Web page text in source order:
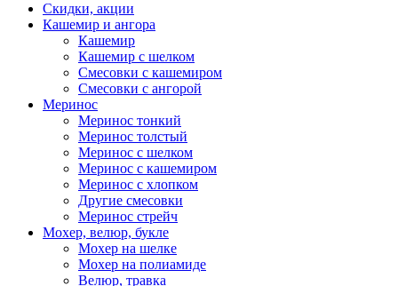
Скидки, акции
Кашемир и ангора
Кашемир
Кашемир с шелком
Смесовки с кашемиром
Смесовки с ангорой
Меринос
Меринос тонкий
Меринос толстый
Меринос с шелком
Меринос с кашемиром
Меринос с хлопком
Другие смесовки
Меринос стрейч
Мохер, велюр, букле
Мохер на шелке
Мохер на полиамиде
Велюр, травка